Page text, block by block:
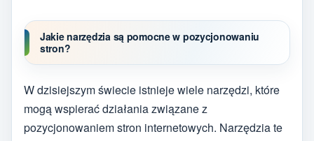
Jakie narzędzia są pomocne w pozycjonowaniu
stron?
W dzisiejszym świecie istnieje wiele narzędzi, które
mogą wspierać działania związane z
pozycjonowaniem stron internetowych. Narzędzia te